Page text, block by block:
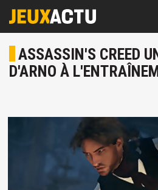
ASSASSIN'S CREED
D'ARNO À